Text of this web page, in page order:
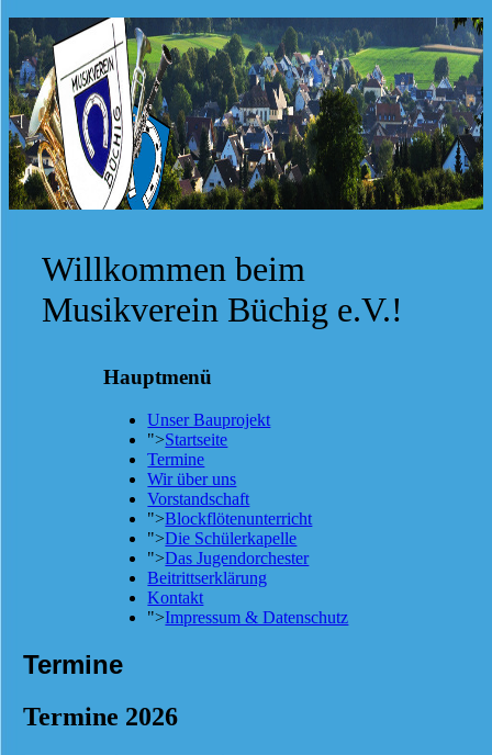
Willkommen beim
Musikverein Büchig e.V.!
Hauptmenü
Unser Bauprojekt
">Startseite
Termine
Wir über uns
Vorstandschaft
">Blockflötenunterricht
">Die Schülerkapelle
">Das Jugendorchester
Beitrittserklärung
Kontakt
">Impressum & Datenschutz
Termine
Termine 2026